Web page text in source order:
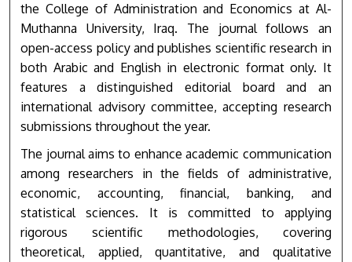
the College of Administration and Economics at Al-
Muthanna University, Iraq. The journal follows an
open-access policy and publishes scientific research in
both Arabic and English in electronic format only. It
features a distinguished editorial board and an
international advisory committee, accepting research
submissions throughout the year.
The journal aims to enhance academic communication
among researchers in the fields of administrative,
economic, accounting, financial, banking, and
statistical sciences. It is committed to applying
rigorous scientific methodologies, covering
theoretical, applied, quantitative, and qualitative